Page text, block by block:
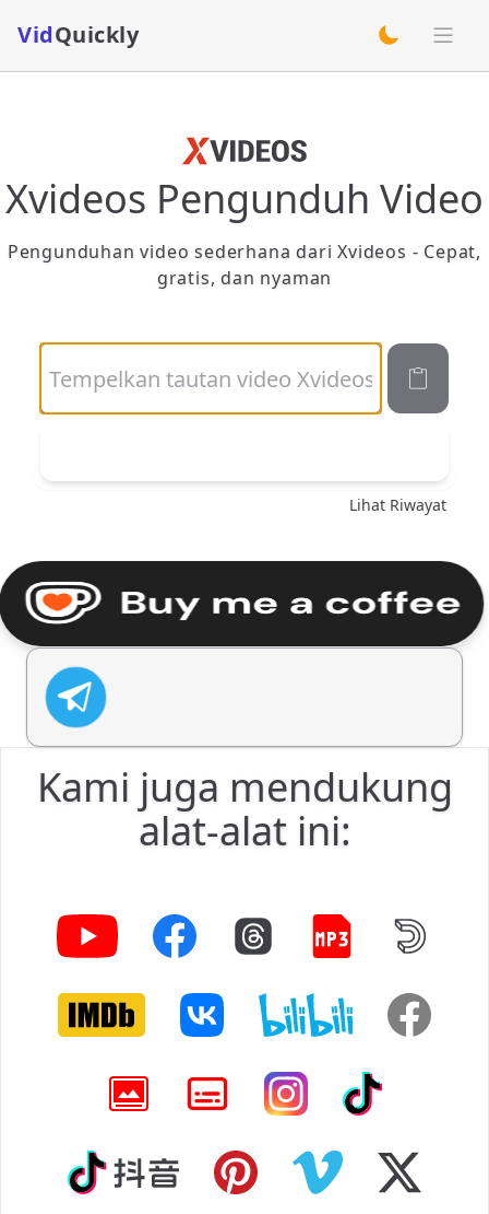
VidQuickly
Xvideos Pengunduh Video
Pengunduhan video sederhana dari Xvideos - Cepat,
gratis, dan nyaman
Lihat Riwayat
Kami juga mendukung
alat-alat ini: